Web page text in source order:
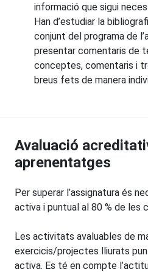
informació que sigui
Han d’estudiar la
conjunt del programa de
presentar comentaris de
conceptes, comentaris i
breus fets de manera
Avaluació
aprenentatges
Per superar l’assignatura és
activa i puntual al 80 % de les
Les activitats avaluables de
exercicis/projectes lliurats
activa. Es té en compte